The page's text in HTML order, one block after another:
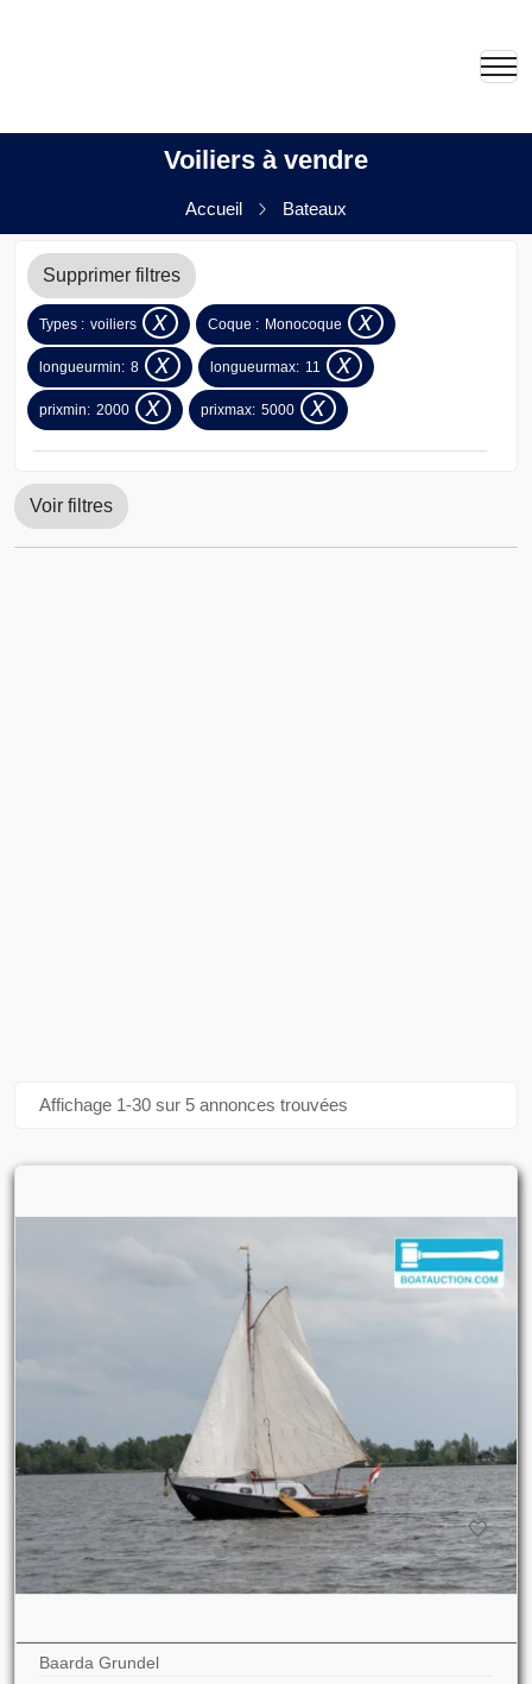
Voiliers à vendre
Accueil Bateaux
Supprimer filtres
Types : voiliers x Coque : Monocoque x
longueurmin: 8 x longueurmax: 11 x
prixmin: 2000 x prixmax: 5000 x
Voir filtres
Affichage 1-30 sur 5 annonces trouvées
Baarda Grundel